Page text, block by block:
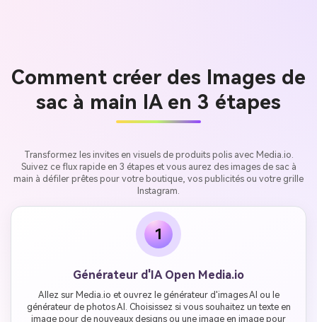
Comment créer des Images de
sac à main IA en 3 étapes
Transformez les invites en visuels de produits polis avec Media.io.
Suivez ce flux rapide en 3 étapes et vous aurez des images de sac à
main à défiler prêtes pour votre boutique, vos publicités ou votre grille
Instagram.
1
Générateur d'IA Open Media.io
Allez sur Media.io et ouvrez le générateur d'images AI ou le
générateur de photos AI. Choisissez si vous souhaitez un texte en
image pour de nouveaux designs ou une image en image pour